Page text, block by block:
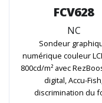
FCV628
NC
Sondeur
numérique couleur
800cd/m² avec
digital, Accu-
discrimination du